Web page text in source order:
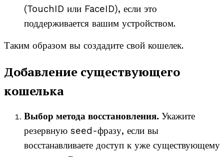
(TouchID или FaceID), если это
поддерживается вашим устройством.
Таким образом вы создадите свой кошелек.
Добавление существующего
кошелька
Выбор метода восстановления. Укажите
резервную seed-фразу, если вы
восстанавливаете доступ к уже существующему